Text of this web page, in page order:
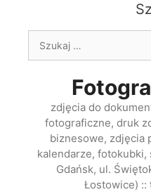
zdjęcia do
fotograficzne, druk
biznesowe, zdjęcia
kalendarze, fotokubki,
Gdańsk, ul.
Łostowice) ::